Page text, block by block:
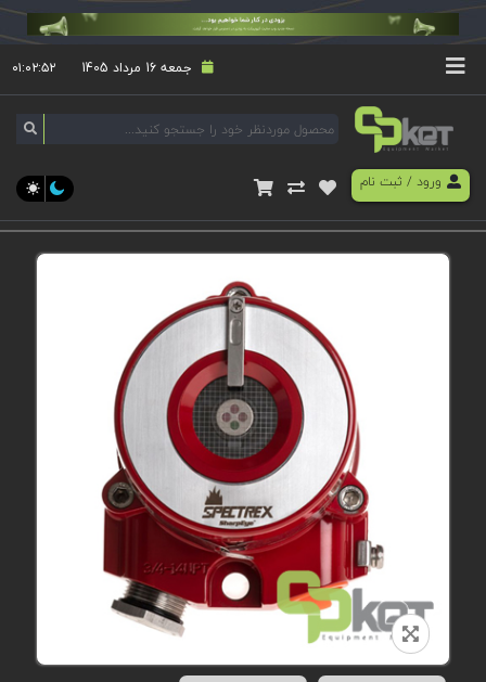
جمعه 16 مرداد 1405 ۰۱:۰۲:۵۲
ورود/ ثبت نام